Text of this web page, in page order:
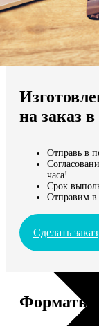
Мы доставляем
Продолжить без
на заказ
Отправь в
часа!
Срок
Отправим
Сделать заказ
Форматы